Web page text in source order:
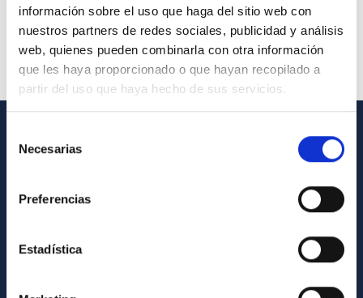
información sobre el uso que haga del sitio web con
nuestros partners de redes sociales, publicidad y análisis
web, quienes pueden combinarla con otra información
que les haya proporcionado o que hayan recopilado a
partir del uso que haya hecho de sus servicios.
Necesarias
Preferencias
Estadística
GENERAL INFORMATION
General register